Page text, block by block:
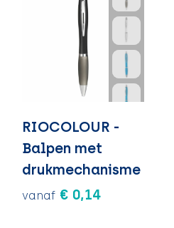
RIOCOLOUR -
Balpen met
drukmechanisme
vanaf € 0,14